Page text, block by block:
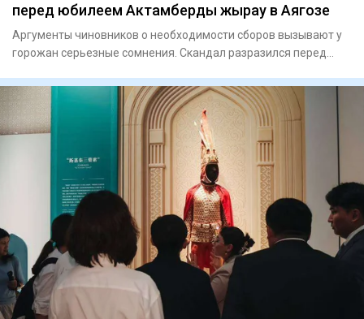
перед юбилеем Актамберды жырау в Аягозе
Аргументы чиновников о необходимости сборов вызывают у
горожан серьезные сомнения. Скандал разразился перед